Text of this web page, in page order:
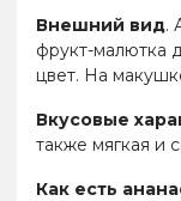
Внешний вид.
фрукт-малютка
цвет. На
Вкусовые
также мягкая и
Как есть